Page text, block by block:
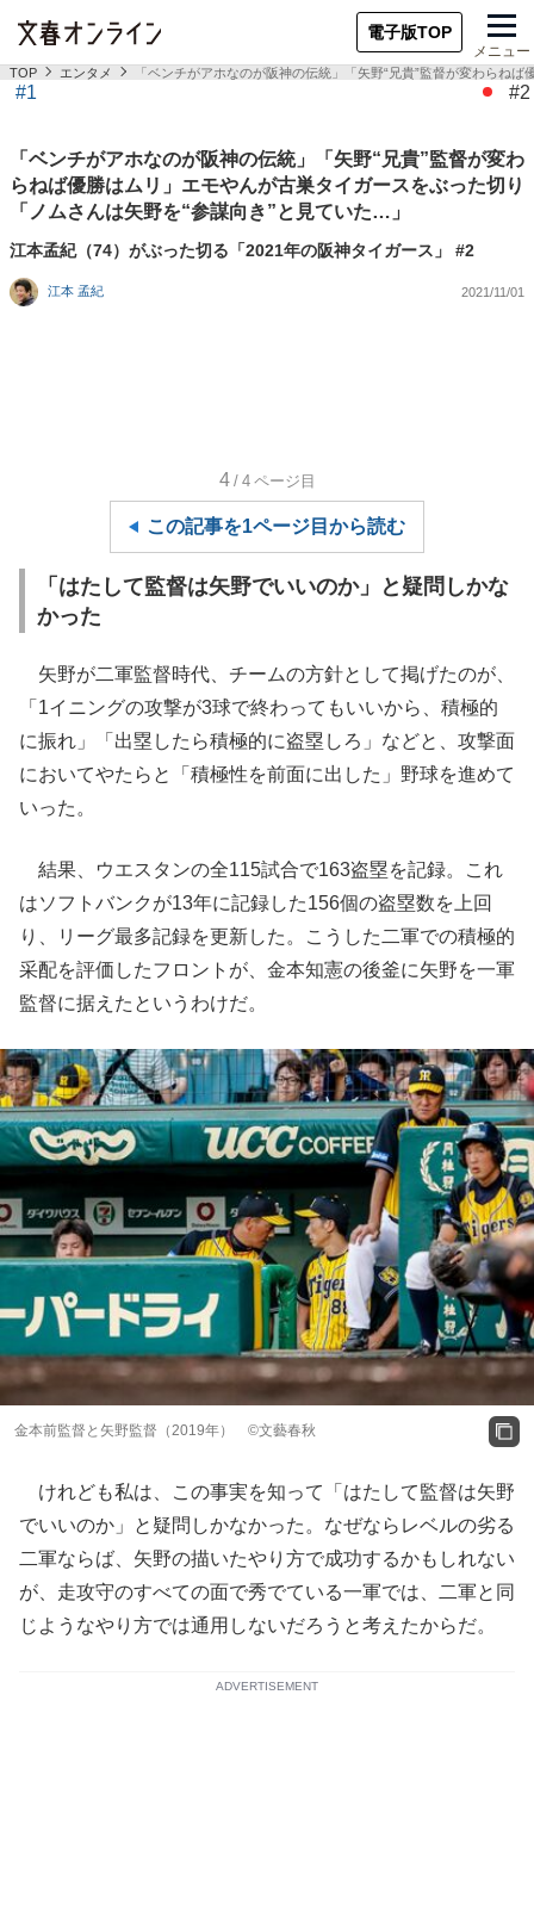
電子版TOP
メニュー
TOP エンタメ 「ベンチがアホなのが阪神の伝統」「矢野“兄貴”監督が変わらね
#1 #2
「ベンチがアホなのが阪神の伝統」「矢野“兄貴”監督が変わ
らねば優勝はムリ」エモやんが古巣タイガースをぶった切り
「ノムさんは矢野を“参謀向き”と見ていた…」
江本孟紀（74）がぶった切る「2021年の阪神タイガース」 #2
江本 孟紀 2021/11/01
4 /4 ページ目
この記事を1ページ目から読む
「はたして監督は矢野でいいのか」と疑問しかな
かった
矢野が二軍監督時代、チームの方針として掲げたのが、
「1イニングの攻撃が3球で終わってもいいから、積極的
に振れ」「出塁したら積極的に盗塁しろ」などと、攻撃面
においてやたらと「積極性を前面に出した」野球を進めて
いった。
結果、ウエスタンの全115試合で163盗塁を記録。これ
はソフトバンクが13年に記録した156個の盗塁数を上回
り、リーグ最多記録を更新した。こうした二軍での積極的
采配を評価したフロントが、金本知憲の後釜に矢野を一軍
監督に据えたというわけだ。
金本前監督と矢野監督（2019年） ©文藝春秋
けれども私は、この事実を知って「はたして監督は矢野
でいいのか」と疑問しかなかった。なぜならレベルの劣る
二軍ならば、矢野の描いたやり方で成功するかもしれない
が、走攻守のすべての面で秀でている一軍では、二軍と同
じようなやり方では通用しないだろうと考えたからだ。
ADVERTISEMENT